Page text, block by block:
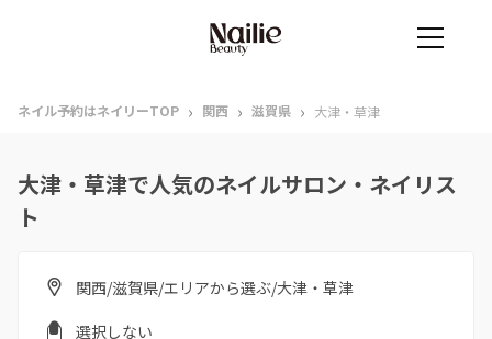
ネイル予約はネイリーTOP › 関西 › 滋賀県 › 大津・草津
大津・草津で人気のネイルサロン・ネイリス
ト
関西/滋賀県/エリアから選ぶ/大津・草津
選択しない